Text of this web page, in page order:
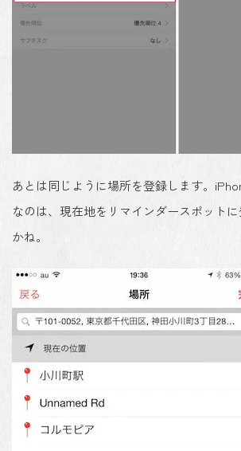
あとは同じように場所を登録します。
なのは、現在地をリマインダースポット
かね。